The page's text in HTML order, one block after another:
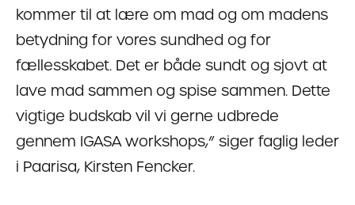
kommer til at lære om mad og om madens
betydning for vores sundhed og for
fællesskabet. Det er både sundt og sjovt at
lave mad sammen og spise sammen. Dette
vigtige budskab vil vi gerne udbrede
gennem IGASA workshops,” siger faglig leder
i Paarisa, Kirsten Fencker.